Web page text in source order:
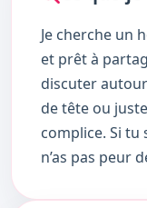
Je cherche un
et prêt à
discuter
de tête ou
complice. Si
n’as pas peur